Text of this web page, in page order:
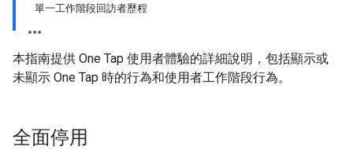
單一工作階段回訪者歷程
本指南提供 One Tap 使用者體驗的詳細說明，包括顯示或
未顯示 One Tap 時的行為和使用者工作階段行為。
全面停用